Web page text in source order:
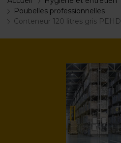
Poubelles professionnelles
Conteneur 120 litres gris PEHD